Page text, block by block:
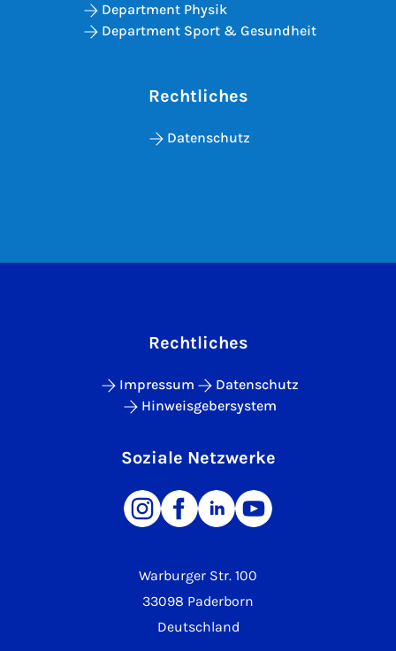
Department Physik
Department Sport & Gesundheit
Rechtliches
Datenschutz
Warburger Str. 100
33098 Paderborn
Deutschland
Rechtliches
Impressum
Datenschutz
Hinweisgebersystem
Soziale Netzwerke